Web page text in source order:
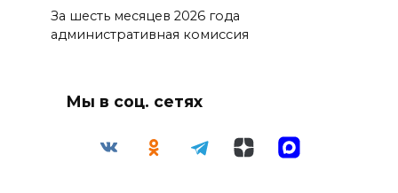
За шесть месяцев 2026 года
административная комиссия
Мы в соц. сетях